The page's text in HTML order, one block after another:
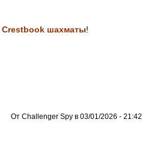
Crestbook шахматы!
От Challenger Spy в 03/01/2026 - 21:42